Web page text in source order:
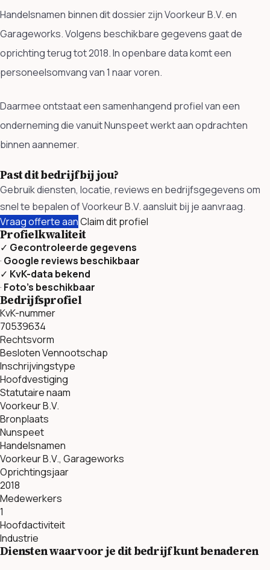
Handelsnamen binnen dit dossier zijn Voorkeur B.V. en
Garageworks. Volgens beschikbare gegevens gaat de
oprichting terug tot 2018. In openbare data komt een
personeelsomvang van 1 naar voren.
Daarmee ontstaat een samenhangend profiel van een
onderneming die vanuit Nunspeet werkt aan opdrachten
binnen aannemer.
Past dit bedrijf bij jou?
Gebruik diensten, locatie, reviews en bedrijfsgegevens om
snel te bepalen of Voorkeur B.V. aansluit bij je aanvraag.
Vraag offerte aanClaim dit profiel
Profielkwaliteit
✓ Gecontroleerde gegevens
· Google reviews beschikbaar
✓ KvK-data bekend
· Foto’s beschikbaar
Bedrijfsprofiel
KvK-nummer
70539634
Rechtsvorm
Besloten Vennootschap
Inschrijvingstype
Hoofdvestiging
Statutaire naam
Voorkeur B.V.
Bronplaats
Nunspeet
Handelsnamen
Voorkeur B.V., Garageworks
Oprichtingsjaar
2018
Medewerkers
1
Hoofdactiviteit
Industrie
Diensten waarvoor je dit bedrijf kunt benaderen